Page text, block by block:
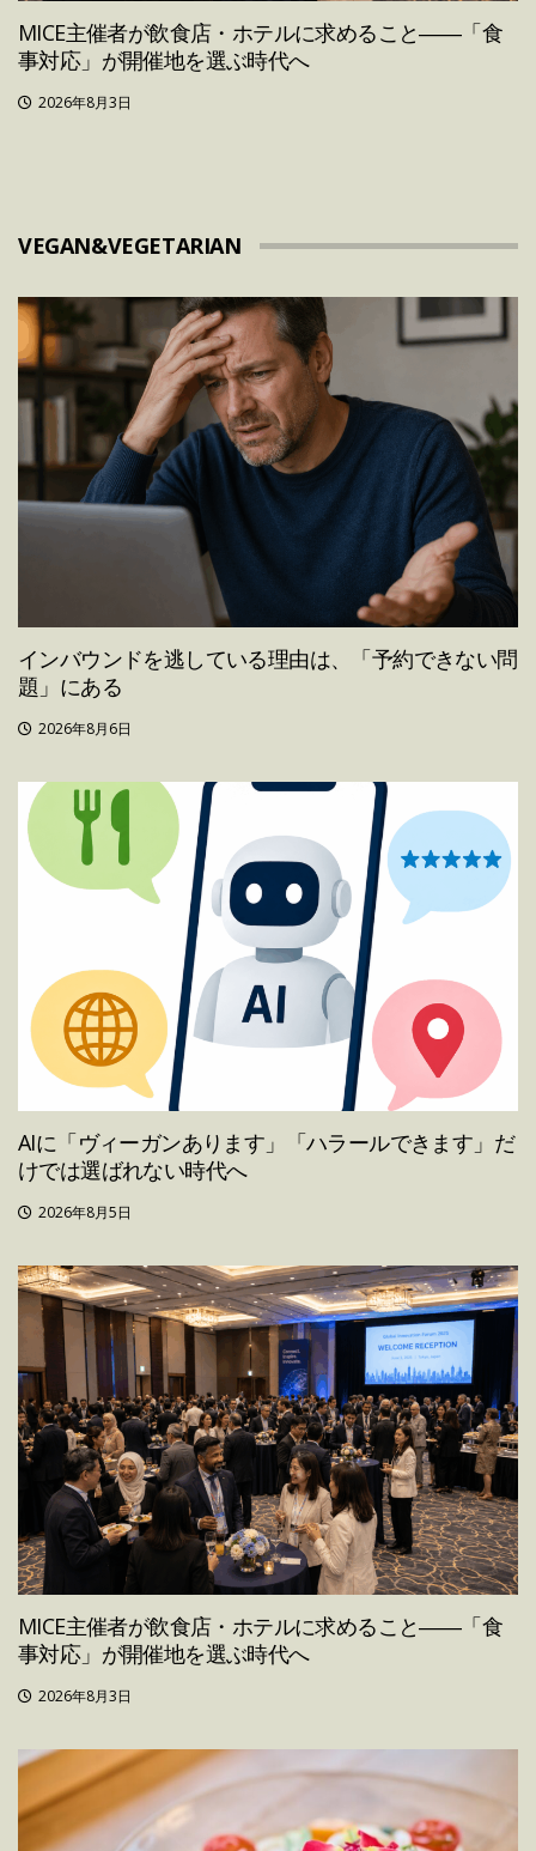
MICE主催者が飲食店・ホテルに求めること――「食
事対応」が開催地を選ぶ時代へ
2026年8月3日
VEGAN&VEGETARIAN
インバウンドを逃している理由は、「予約できない問
題」にある
2026年8月6日
AIに「ヴィーガンあります」「ハラールできます」だ
けでは選ばれない時代へ
2026年8月5日
MICE主催者が飲食店・ホテルに求めること――「食
事対応」が開催地を選ぶ時代へ
2026年8月3日